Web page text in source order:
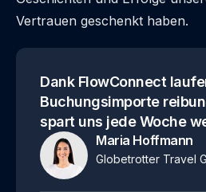
Vertrauen geschenkt haben.
Dank FlowConnect
Buchungsimporte
spart uns jede Woche
Maria Hoffmann
Globetrotter Travel